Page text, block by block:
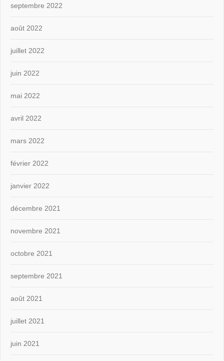
septembre 2022
août 2022
juillet 2022
juin 2022
mai 2022
avril 2022
mars 2022
février 2022
janvier 2022
décembre 2021
novembre 2021
octobre 2021
septembre 2021
août 2021
juillet 2021
juin 2021